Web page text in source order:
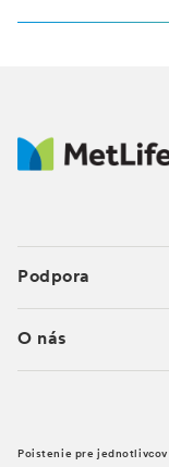
Podpora
O nás
Poistenie pre jednotlivcov